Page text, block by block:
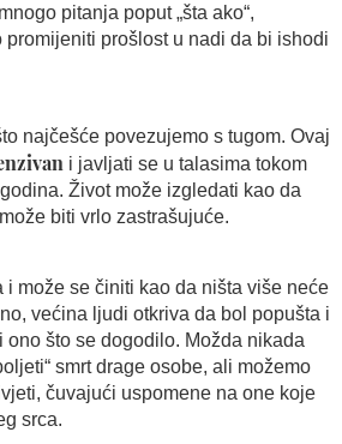
pitanja poput „šta ako“,
promijeniti prošlost u nadi da bi ishodi
najčešće povezujemo s tugom. Ovaj
i javljati se u talasima tokom
Život može izgledati kao da
biti vrlo zastrašujuće.
i može se činiti kao da ništa više neće
većina ljudi otkriva da bol popušta i
ono što se dogodilo. Možda nikada
smrt drage osobe, ali možemo
čuvajući uspomene na one koje
srca.